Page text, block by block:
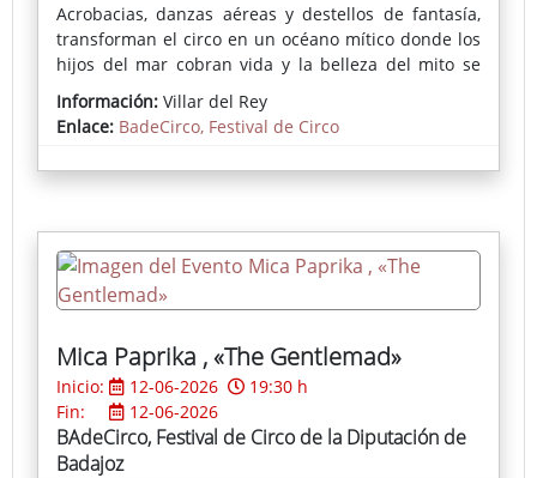
Acrobacias, danzas aéreas y destellos de fantasía,
transforman el circo en un océano mítico donde los
hijos del mar cobran vida y la belleza del mito se
funde con la emoción del espectáculo.
Información: Villar del Rey
Enlace: BadeCirco, Festival de Circo
Mica Paprika , «The Gentlemad»
Inicio: 12-06-2026
19:30 h
Fin:
12-06-2026
BAdeCirco, Festival de Circo de la Diputación de
Badajoz